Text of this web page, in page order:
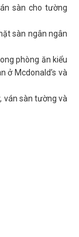
sàn cho tường
sàn ngân ngân
phòng ăn kiểu
ở Mcdonald’s và
ván sàn tường và